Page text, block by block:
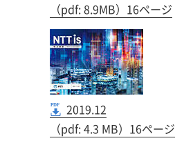
（pdf: 8.9MB）16ページ
2019.12
（pdf: 4.3 MB）16ページ